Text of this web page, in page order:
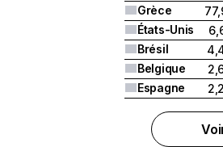
Grèce
États-Unis
Brésil
Belgique
Espagne